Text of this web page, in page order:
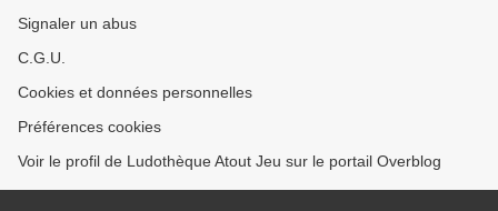
Signaler un abus
C.G.U.
Cookies et données personnelles
Préférences cookies
Voir le profil de Ludothèque Atout Jeu sur le portail Overblog